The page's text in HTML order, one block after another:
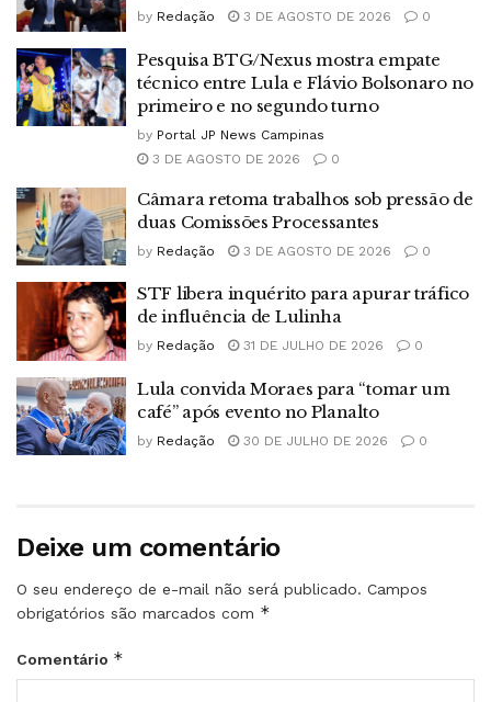
by Redação 3 DE AGOSTO DE 2026 0
Pesquisa BTG/Nexus mostra empate
técnico entre Lula e Flávio Bolsonaro no
primeiro e no segundo turno
by Portal JP News Campinas
3 DE AGOSTO DE 2026
0
Câmara retoma trabalhos sob pressão de
duas Comissões Processantes
by Redação 3 DE AGOSTO DE 2026 0
STF libera inquérito para apurar tráfico
de influência de Lulinha
by Redação 31 DE JULHO DE 2026 0
Lula convida Moraes para “tomar um
café” após evento no Planalto
by Redação 30 DE JULHO DE 2026 0
Deixe um comentário
O seu endereço de e-mail não será publicado. Campos
obrigatórios são marcados com *
Comentário *